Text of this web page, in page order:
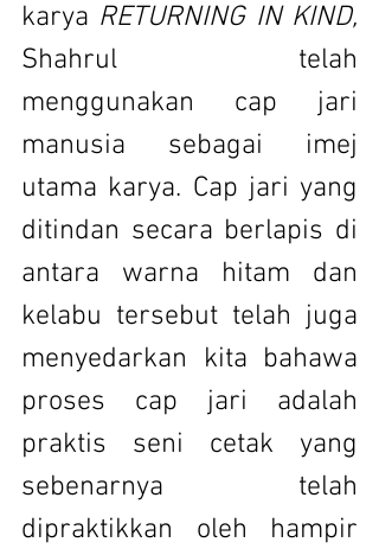
karya RETURNING IN KIND,
Shahrul telah
menggunakan cap jari
manusia sebagai imej
utama karya. Cap jari yang
ditindan secara berlapis di
antara warna hitam dan
kelabu tersebut telah juga
menyedarkan kita bahawa
proses cap jari adalah
praktis seni cetak yang
sebenarnya telah
dipraktikkan oleh hampir